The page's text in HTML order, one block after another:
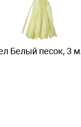
Белый песок, 3